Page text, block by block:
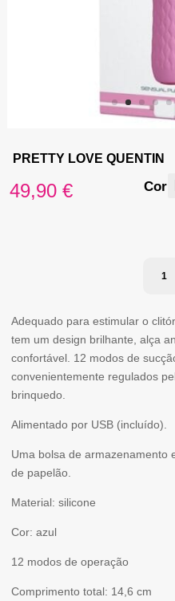
PRETTY LOVE QUENTIN
49,90 € Cor
Adequado para estimular o
tem um design brilhante, alça
confortável. 12 modos de
convenientemente regulados
brinquedo.
Alimentado por USB (incluído).
Uma bolsa de armazenamento
de papelão.
Material: silicone
Cor: azul
12 modos de operação
Comprimento total: 14,6 cm